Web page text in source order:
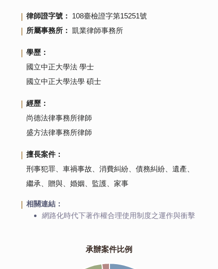
律師證字號：
108臺檢證字第15251號
所屬事務所：
凱業律師事務所
學歷：
國立中正大學法 學士
國立中正大學法學 碩士
經歷：
尚德法律事務所律師
盛方法律事務所律師
擅長案件：
刑事犯罪、車禍事故、消費糾紛、債務糾紛、遺產、
繼承、贈與、婚姻、監護、家事
相關連結：
網路化時代下著作權合理使用制度之運作與衝擊
承辦案件比例